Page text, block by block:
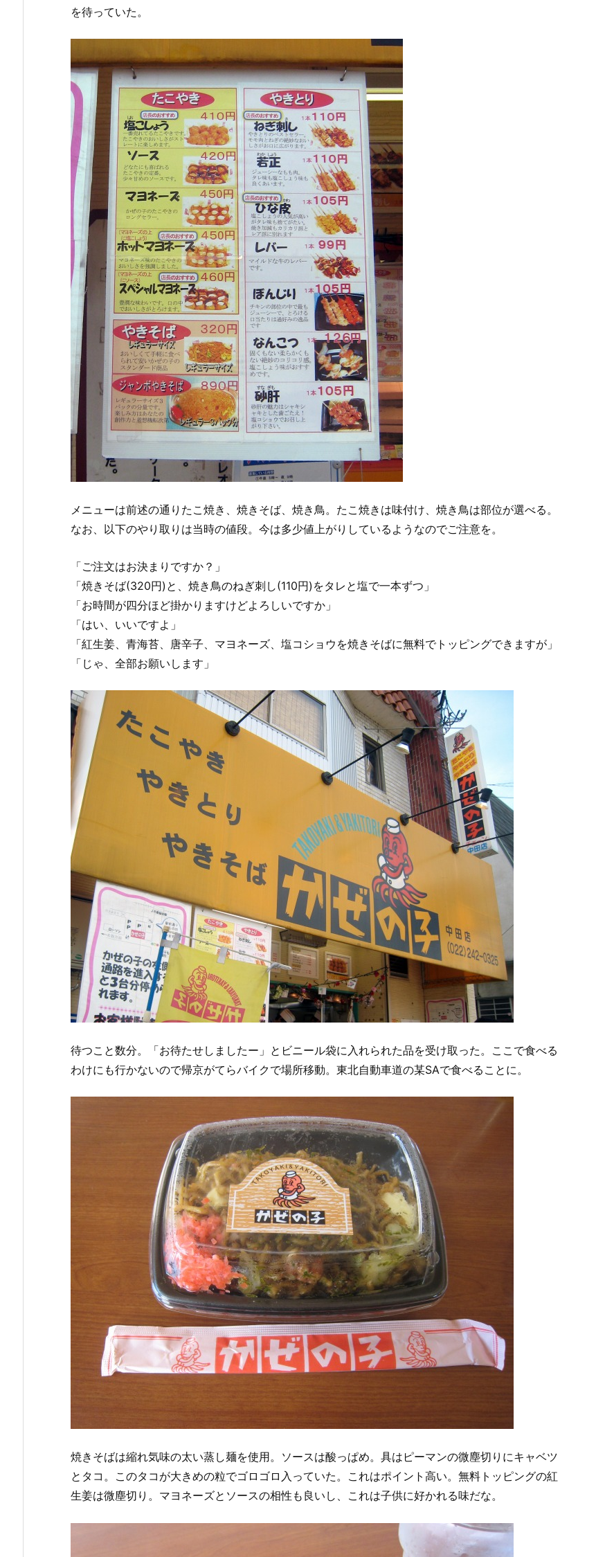
を待っていた。
メニューは前述の通りたこ焼き、焼きそば、焼き鳥。たこ焼きは味付け、焼き鳥は部位が選べる。
なお、以下のやり取りは当時の値段。今は多少値上がりしているようなのでご注意を。
「ご注文はお決まりですか？」
「焼きそば(320円)と、焼き鳥のねぎ刺し(110円)をタレと塩で一本ずつ」
「お時間が四分ほど掛かりますけどよろしいですか」
「はい、いいですよ」
「紅生姜、青海苔、唐辛子、マヨネーズ、塩コショウを焼きそばに無料でトッピングできますが」
「じゃ、全部お願いします」
待つこと数分。「お待たせしましたー」とビニール袋に入れられた品を受け取った。ここで食べる
わけにも行かないので帰京がてらバイクで場所移動。東北自動車道の某SAで食べることに。
焼きそばは縮れ気味の太い蒸し麺を使用。ソースは酸っぱめ。具はピーマンの微塵切りにキャベツ
とタコ。このタコが大きめの粒でゴロゴロ入っていた。これはポイント高い。無料トッピングの紅
生姜は微塵切り。マヨネーズとソースの相性も良いし、これは子供に好かれる味だな。